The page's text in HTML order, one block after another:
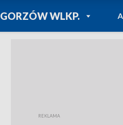
GORZÓW WLKP.POWRÓT DO
TVP REGIONY